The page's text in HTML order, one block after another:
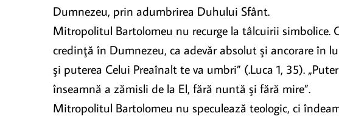
Dumnezeu, prin adumbrirea Duhului Sfânt.
Mitropolitul Bartolomeu nu recurge la tâlcuirii simbolice.
credinţă în Dumnezeu, ca adevăr absolut şi ancorare în
şi puterea Celui Preaînalt te va umbri” (.Luca 1, 35).
înseamnă a zămisli de la El, fără nuntă şi fără mire”.
Mitropolitul Bartolomeu nu speculează teologic, ci